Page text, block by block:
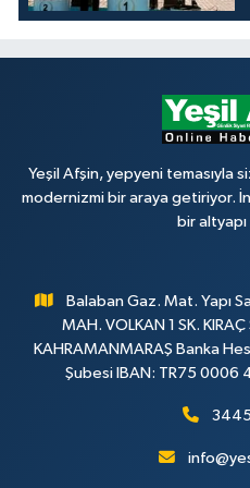
Yeşil Afşin, yepyeni temasıyla
modernizmi bir araya getiriyor.
bir
Balaban Gaz. Mat. Yapı
MAH. VOLKAN 1 SK.
KAHRAMANMARAŞ Banka
Şubesi IBAN: TR75 0006